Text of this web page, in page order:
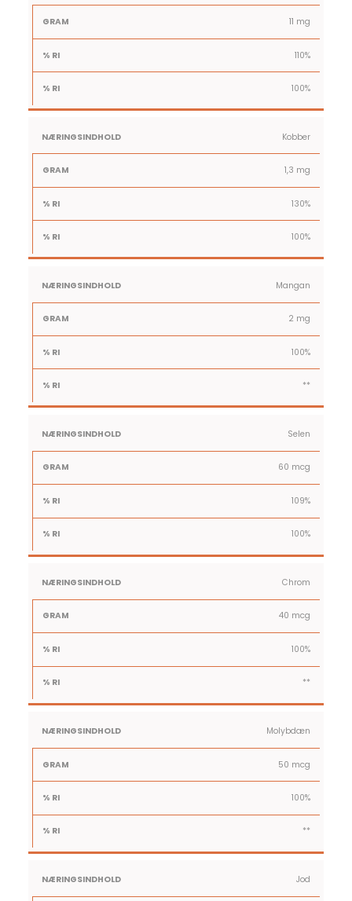
11 mg
110%
100%
Kobber
1,3 mg
130%
100%
Mangan
2 mg
100%
**
Selen
60 mcg
109%
100%
Chrom
40 mcg
100%
**
Molybdæn
50 mcg
100%
**
Jod